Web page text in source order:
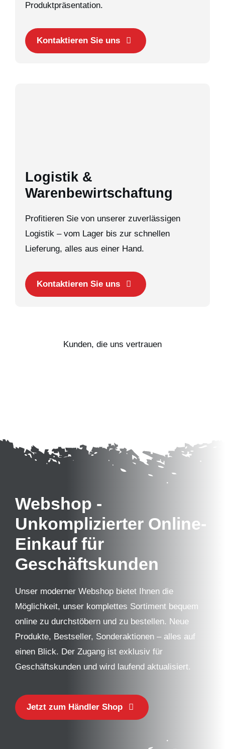
Produktpräsentation.
Kontaktieren Sie uns
Logistik &
Warenbewirtschaftung
Profitieren Sie von unserer zuverlässigen
Logistik – vom Lager bis zur schnellen
Lieferung, alles aus einer Hand.
Kontaktieren Sie uns
Kunden, die uns vertrauen
Webshop -
Unkomplizierter Online-
Einkauf für
Geschäftskunden
Unser moderner Webshop bietet Ihnen die
Möglichkeit, unser komplettes Sortiment bequem
online zu durchstöbern und zu bestellen. Neue
Produkte, Bestseller, Sonderaktionen – alles auf
einen Blick. Der Zugang ist exklusiv für
Geschäftskunden und wird laufend aktualisiert.
Jetzt zum Händler Shop